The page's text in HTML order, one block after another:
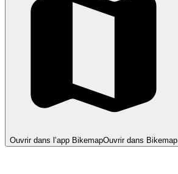
Ouvrir dans l’app BikemapOuvrir dans Bikemap